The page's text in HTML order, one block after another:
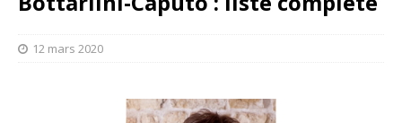
12 mars 2020